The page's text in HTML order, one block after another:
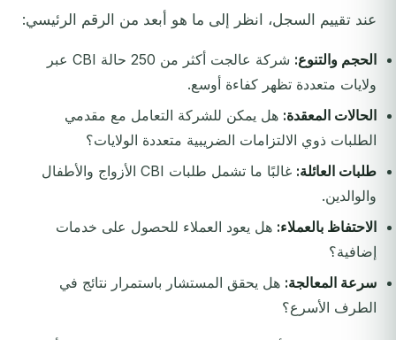
عند تقييم السجل، انظر إلى ما هو أبعد من الرقم الرئيسي:
الحجم والتنوع:
شركة عالجت أكثر من 250 حالة CBI عبر
ولايات متعددة تظهر كفاءة أوسع.
الحالات المعقدة: هل يمكن للشركة التعامل مع مقدمي
الطلبات ذوي الالتزامات الضريبية متعددة الولايات؟
طلبات العائلة:
غالبًا ما تشمل طلبات CBI الأزواج والأطفال
والوالدين.
الاحتفاظ بالعملاء: هل يعود العملاء للحصول على خدمات
إضافية؟
سرعة المعالجة: هل يحقق المستشار باستمرار نتائج في
الطرف الأسرع؟